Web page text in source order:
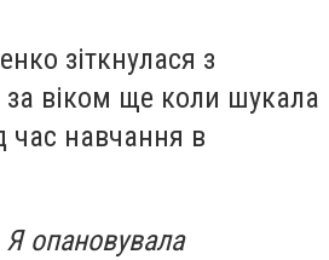
зіткнулася з
віком ще коли шукала
час навчання в
Я опановувала